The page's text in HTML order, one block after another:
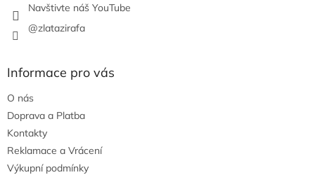
Navštivte náš YouTube
@zlatazirafa
Informace pro vás
O nás
Doprava a Platba
Kontakty
Reklamace a Vrácení
Výkupní podmínky